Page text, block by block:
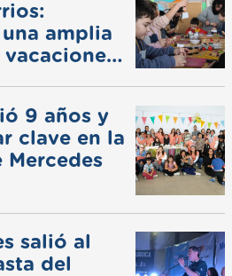
una amplia
vacaciones
9 años y
clave en la
salió al
del